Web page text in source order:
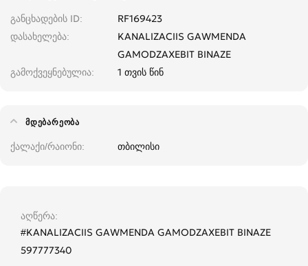
განცხადების ID
RF169423
დასახელება
KANALIZACIIS GAWMENDA
GAMODZAXEBIT BINAZE
გამოქვეყნებულია
1 თვის წინ
ᲛᲓᲔᲑᲐᲠᲔᲝᲑᲐ
ქალაქი/რაიონი თბილისი
აღწერა
#KANALIZACIIS GAWMENDA GAMODZAXEBIT BINAZE
597777340